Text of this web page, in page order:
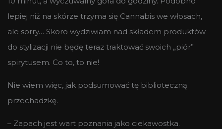
lepiej niż na skórze trzyma się Cannabis we włosach,
ale sorry… Skoro wydziwiam nad składem produktów
do stylizacji nie będę teraz traktować swoich „piór”
spirytusem. Co to, to nie!
Nie wiem więc, jak podsumować tę biblioteczną
przechadzkę.
– Zapach jest wart poznania jako ciekawostka.